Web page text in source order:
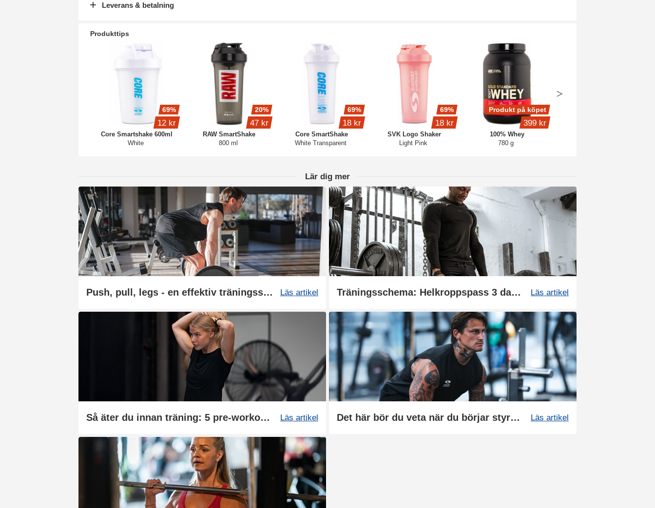
Leverans & betalning
Produkttips
Core Smartshake 600ml
White
69%
12 kr
RAW SmartShake
800 ml
20%
47 kr
Core SmartShake
White Transparent
69%
18 kr
SVK Logo Shaker
Light Pink
69%
18 kr
100% Whey
780 g
Produkt på köpet
399 kr
Lär dig mer
Push, pull, legs - en effektiv träningssplit Läs artikel Träningsschema: Helkroppspass 3 dagar Läs artikel
Så äter du innan träning: 5 pre-workout-snacks Läs artikel Det här bör du veta när du börjar styrketräna Läs artikel